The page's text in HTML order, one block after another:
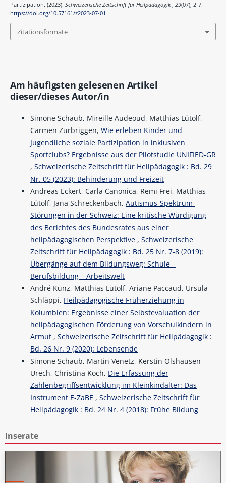
Partizipation. (2023). Schweizerische Zeitschrift für Heilpädagogik , 29(07), 2-7.
https://doi.org/10.57161/z2023-07-01
Zitationsformate
Am häufigsten gelesenen Artikel
dieser/dieses Autor/in
Simone Schaub, Mireille Audeoud, Matthias Lütolf,
Carmen Zurbriggen, Wie erleben Kinder und
Jugendliche soziale Partizipation in inklusiven
Sportclubs? Ergebnisse aus der Pilotstudie UNIFIED-GR
, Schweizerische Zeitschrift für Heilpädagogik : Bd. 29
Nr. 05 (2023): Behinderung und Freizeit
Andreas Eckert, Carla Canonica, Remi Frei, Matthias
Lütolf, Jana Schreckenbach, Autismus-Spektrum-
Störungen in der Schweiz: Eine kritische Würdigung
des Berichtes des Bundesrates aus einer
heilpädagogischen Perspektive , Schweizerische
Zeitschrift für Heilpädagogik : Bd. 25 Nr. 7-8 (2019):
Übergänge auf dem Bildungsweg: Schule –
Berufsbildung – Arbeitswelt
André Kunz, Matthias Lütolf, Ariane Paccaud, Ursula
Schläppi, Heilpädagogische Früherziehung in
Kolumbien: Ergebnisse einer Selbstevaluation der
heilpädagogischen Förderung von Vorschulkindern in
Armut , Schweizerische Zeitschrift für Heilpädagogik :
Bd. 26 Nr. 9 (2020): Lebensende
Simone Schaub, Martin Venetz, Kerstin Olshausen
Urech, Christina Koch, Die Erfassung der
Zahlenbegriffsentwicklung im Kleinkindalter: Das
Instrument E-ZaBE , Schweizerische Zeitschrift für
Heilpädagogik : Bd. 24 Nr. 4 (2018): Frühe Bildung
Inserate